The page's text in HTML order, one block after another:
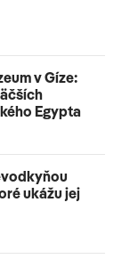
v Gíze:
Egypta
ukážu jej